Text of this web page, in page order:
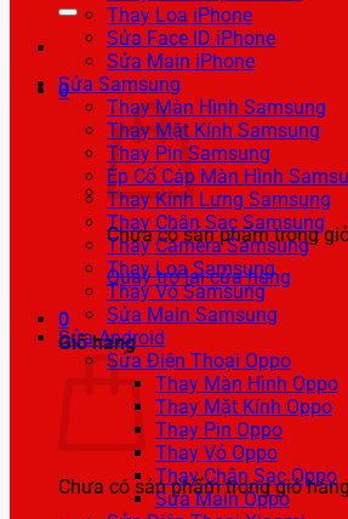
0
Chưa có sản phẩm trong
Quay trở lại cửa hàng
0
Giỏ hàng
Chưa có sản phẩm trong giỏ
Thay Loa iPhone
Sửa Face ID iPhone
Sửa Main iPhone
Sửa Samsung
Thay Màn Hình Samsung
Thay Mặt Kính Samsung
Thay Pin Samsung
Ép Cổ Cáp Màn Hình
Thay Kính Lưng Samsung
Thay Chân Sạc Samsung
Thay Camera Samsung
Thay Loa Samsung
Thay Vỏ Samsung
Sửa Main Samsung
Sửa Android
Sửa Điện Thoại Oppo
Thay Màn Hình Oppo
Thay Mặt Kính Oppo
Thay Pin Oppo
Thay Vỏ Oppo
Thay Chân Sạc Oppo
Sửa Main Oppo